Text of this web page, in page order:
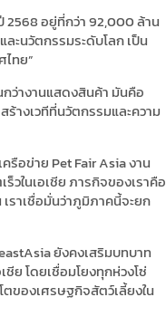
2568อยู่ที่กว่า92,000ล้าน
ะนวัตกรรมระดับโลก เป็น
ไทย”
กว่างานแสดงสินค้า มันคือ
ร้างเวทีที่นวัตกรรมและความ
ครือข่าย Pet Fair Asiaงาน
วในเอเชีย ภารกิจของเราคือ
ราเชื่อมั่นว่าภูมิภาคนี้จะยก
Asiaยังคงเสริมบทบาท
ย โดยเชื่อมโยงทุกห่วงโซ่
ของเศรษฐกิจสัตว์เลี้ยงใน